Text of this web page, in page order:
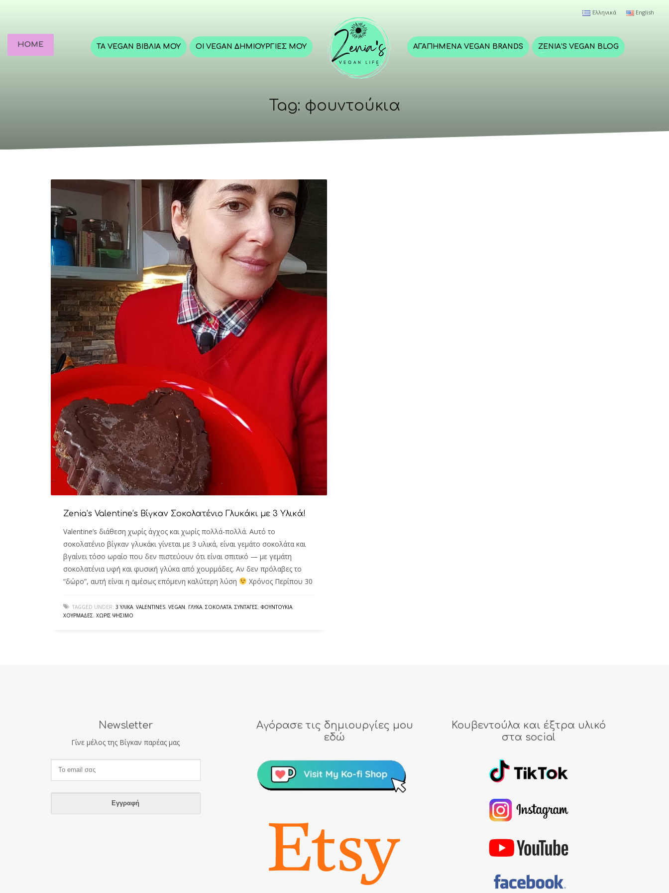
Ελληνικά English
ΤΑ VEGAN ΒΙΒΛΊΑ ΜΟΥ ΟΙ VEGAN ΔΗΜΙΟΥΡΓΊΕΣ ΜΟΥ ΑΓΑΠΗΜΈΝΑ VEGAN BRANDS ZENIA’S VEGAN BLOG
HOME
Tag: φουντούκια
Zenia’s Valentine’s Βίγκαν Σοκολατένιο Γλυκάκι με 3 Υλικά!
Valentine’s διάθεση χωρίς άγχος και χωρίς πολλά-πολλά. Αυτό το
σοκολατένιο βίγκαν γλυκάκι γίνεται με 3 υλικά, είναι γεμάτο σοκολάτα και
βγαίνει τόσο ωραίο που δεν πιστεύουν ότι είναι σπιτικό — με γεμάτη
σοκολατένια υφή και φυσική γλύκα από χουρμάδες. Αν δεν πρόλαβες το
“δώρο”, αυτή είναι η αμέσως επόμενη καλύτερη λύση
Χρόνος Περίπου 30
TAGGED UNDER: 3 ΥΛΙΚΆ, VALENTINES, VEGAN, ΓΛΥΚΆ, ΣΟΚΟΛΆΤΑ, ΣΥΝΤΑΓΈΣ, ΦΟΥΝΤΟΎΚΙΑ,
ΧΟΥΡΜΆΔΕΣ, ΧΩΡΊΣ ΨΉΣΙΜΟ
Newsletter
Γίνε μέλος της Βίγκαν παρέας μας
Αγόρασε τις δημιουργίες μου
εδώ
Κουβεντούλα και έξτρα υλικό
στα social